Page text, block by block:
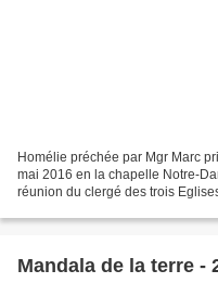
Homélie préchée par Mgr Marc
mai 2016 en la chapelle Notre-
réunion du clergé des trois
Mandala de la terre -